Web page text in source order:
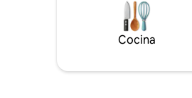
Cocina